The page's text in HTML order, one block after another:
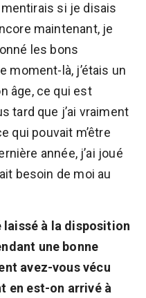
mentirais si je disais
maintenant, je
les bons
moment-là, j’étais un
âge, ce qui est
tard que j’ai vraiment
qui pouvait m’être
année, j’ai joué
besoin de moi au
laissé à la disposition
une bonne
avez-vous vécu
en est-on arrivé à